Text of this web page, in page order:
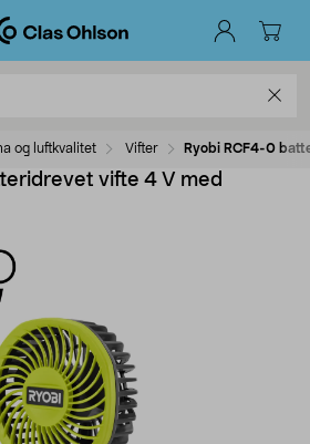
og luftkvalitet Vifter Ryobi RCF4-0
vifte 4 V med